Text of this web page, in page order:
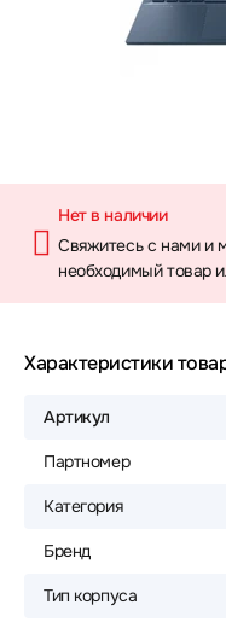
Нет в наличии
Свяжитесь с нами и
необходимый товар
Характеристики
Артикул
Партномер
Категория
Бренд
Тип корпуса